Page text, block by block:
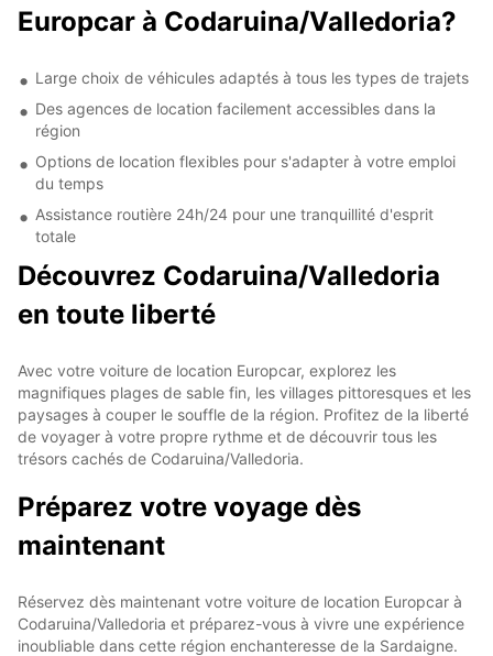
Europcar à Codaruina/Valledoria?
Large choix de véhicules adaptés à tous les types de trajets
Des agences de location facilement accessibles dans la
région
Options de location flexibles pour s'adapter à votre emploi
du temps
Assistance routière 24h/24 pour une tranquillité d'esprit
totale
Découvrez Codaruina/Valledoria
en toute liberté
Avec votre voiture de location Europcar, explorez les
magnifiques plages de sable fin, les villages pittoresques et les
paysages à couper le souffle de la région. Profitez de la liberté
de voyager à votre propre rythme et de découvrir tous les
trésors cachés de Codaruina/Valledoria.
Préparez votre voyage dès
maintenant
Réservez dès maintenant votre voiture de location Europcar à
Codaruina/Valledoria et préparez-vous à vivre une expérience
inoubliable dans cette région enchanteresse de la Sardaigne.